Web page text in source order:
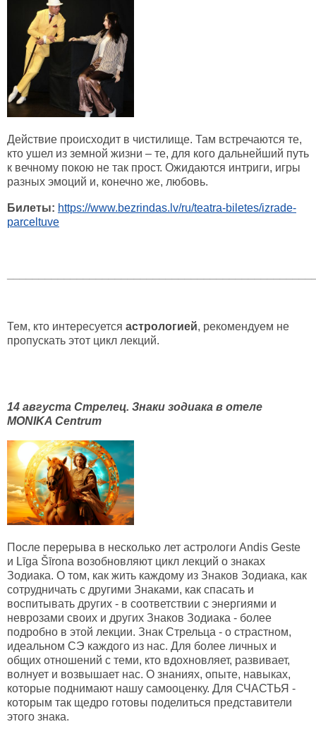
Действие происходит в чистилище. Там встречаются те,
кто ушел из земной жизни – те, для кого дальнейший путь
к вечному покою не так прост. Ожидаются интриги, игры
разных эмоций и, конечно же, любовь.
Билеты: https://www.bezrindas.lv/ru/teatra-biletes/izrade-
parceltuve
Тем, кто интересуется астрологией, рекомендуем не
пропускать этот цикл лекций.
14 августа Стрелец. Знаки зодиака в отеле
MONIKA Centrum
После перерыва в несколько лет астрологи Andis Geste
и Līga Šīrona возобновляют цикл лекций о знаках
Зодиака. О том, как жить каждому из Знаков Зодиака, как
сотрудничать с другими Знаками, как спасать и
воспитывать других - в соответствии с энергиями и
неврозами своих и других Знаков Зодиака - более
подробно в этой лекции. Знак Стрельца - о страстном,
идеальном СЭ каждого из нас. Для более личных и
общих отношений с теми, кто вдохновляет, развивает,
волнует и возвышает нас. О знаниях, опыте, навыках,
которые поднимают нашу самооценку. Для СЧАСТЬЯ -
которым так щедро готовы поделиться представители
этого знака.